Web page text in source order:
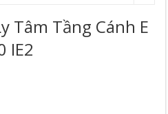
Tâm Tầng Cánh E
IE2